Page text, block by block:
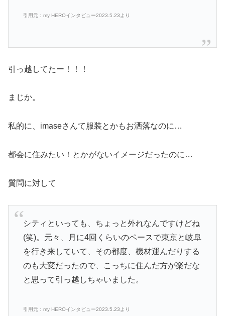
引用元：my HEROインタビュー2023.5.23より
引っ越してたー！！！
まじか。
私的に、imaseさんて服装とかもお洒落なのに…
都会に住みたい！とかがないイメージだったのに…
質問に対して
シティといっても、ちょっと外れなんですけどね
(笑)。元々、月に4回くらいのペースで東京と岐阜
を行き来していて、その都度、機材運んだりする
のも大変だったので、こっちに住んだ方が楽だな
と思って引っ越しちゃいました。
引用元：my HEROインタビュー2023.5.23より